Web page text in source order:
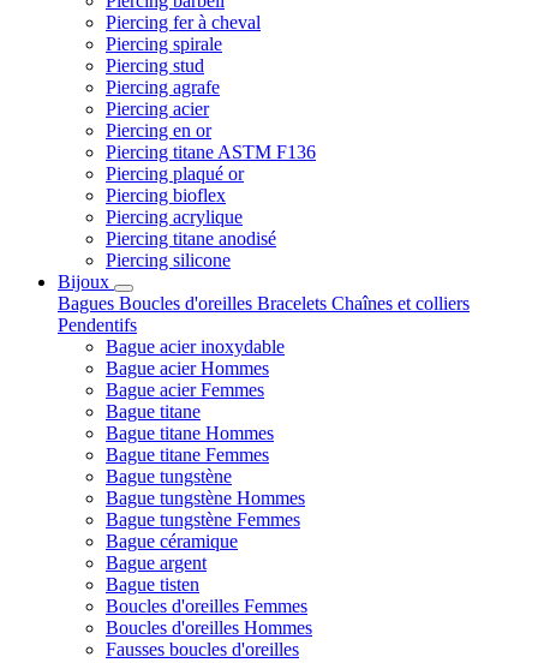
Piercing fer à cheval
Piercing spirale
Piercing stud
Piercing agrafe
Piercing acier
Piercing en or
Piercing titane ASTM F136
Piercing plaqué or
Piercing bioflex
Piercing acrylique
Piercing titane anodisé
Piercing silicone
Bijoux
Bagues Boucles d'oreilles Bracelets Chaînes et colliers
Pendentifs
Bague acier inoxydable
Bague acier Hommes
Bague acier Femmes
Bague titane
Bague titane Hommes
Bague titane Femmes
Bague tungstène
Bague tungstène Hommes
Bague tungstène Femmes
Bague céramique
Bague argent
Bague tisten
Boucles d'oreilles Femmes
Boucles d'oreilles Hommes
Fausses boucles d'oreilles